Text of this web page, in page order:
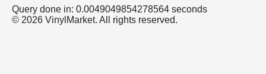
Query done in: 0.0049049854278564 seconds
© 2026 VinylMarket. All rights reserved.